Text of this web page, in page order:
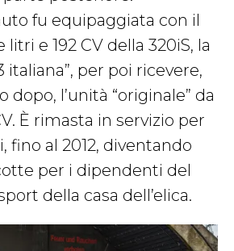
fu equipaggiata con il
e 192 CV della 320iS, la
italiana”, per poi ricevere,
l’unità “originale” da
È rimasta in servizio per
fino al 2012, diventando
per i dipendenti del
della casa dell’elica.